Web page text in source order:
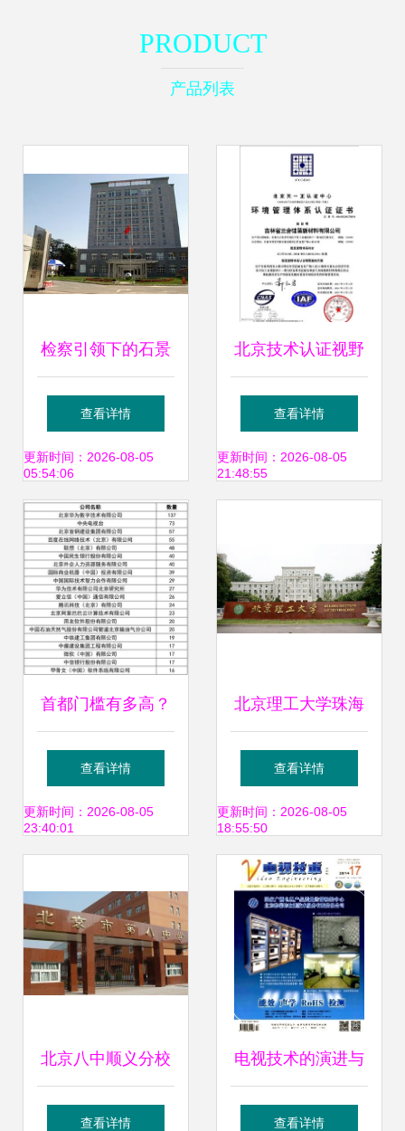
PRODUCT
产品列表
检察引领下的石景
山区技术革新与法
律协同
查看详情
更新时间：2026-08-05
05:54:06
北京技术认证视野
下的价值守护——
对话北京天一正认
查看详情
更新时间：2026-08-05
21:48:55
首都门槛有多高？
解读北京积分落户
政策与MBA加分真
查看详情
更新时间：2026-08-05
23:40:01
北京理工大学珠海
学院的办学层次与
北京技术的关联探
讨
查看详情
更新时间：2026-08-05
18:55:50
北京八中顺义分校
从讲台到云端的技
查看详情
电视技术的演进与
北京技术企业的创
查看详情